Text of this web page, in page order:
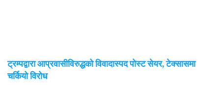
ट्रम्पद्वारा आप्रवासीविरुद्धको विवादास्पद पोस्ट सेयर, टेक्सासमा
चर्कियो विरोध